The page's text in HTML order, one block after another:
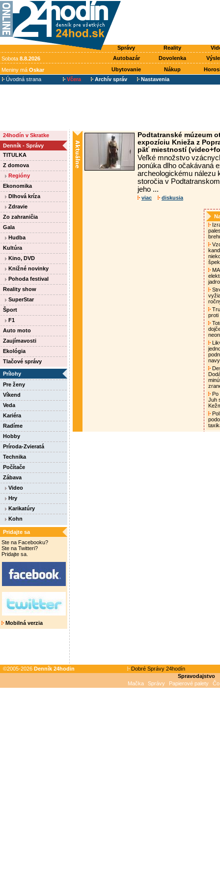
Správy Reality
Sobota 8.8.2026 Autobazár Dovolenka
Meniny má Oskar Ubytovanie Nákup
Úvodná strana
Včera Archív správ Nastavenia
24hodín v Skratke
Denník - Správy
TITULKA
Z domova
Regióny
Ekonomika
Dlhová kríza
Zdravie
Zo zahraničia
Gala
Hudba
Kultúra
Kino, DVD
Knižné novinky
Pohoda festival
Reality show
SuperStar
Šport
F1
Auto moto
Zaujímavosti
Ekológia
Tlačové správy
Prílohy
Pre ženy
Víkend
Veda
Kariéra
Radíme
Hobby
Príroda-Zvieratá
Technika
Počítače
Zábava
Video
Hry
Karikatúry
Kohn
Pridajte sa
Ste na Facebooku?
Ste na Twitteri?
Pridajte sa.
Mobilná verzia
Podtatranské múzeum
expozíciu Knieža z
päť miestností
Veľké množstvo
ponúka dlho očakávaná
archeologickému nálezu
storočia v
jeho ...
viac diskusia
proti
Po
Juh
©2005-2026 Denník 24hodin
Dobré Správy 24hodín
Spravodajstvo
Mačka
Správy Papierové palety